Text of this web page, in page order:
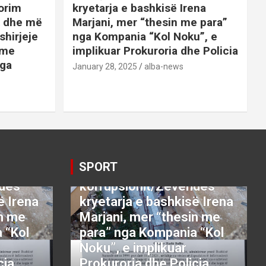
më
kryetarja e bashkisë Irena
Marjani, mer “thesin me para”
nga Kompania “Kol Noku”, e
implikuar Prokuroria dhe Policia
January 28, 2025 alba-news
Irena
me
“Kol
SPORT
thundrën e
korrupsionit/Zëvëndës
kryetarja e bashkisë Irena
Marjani, mer “thesin me
para” nga Kompania “Kol
Noku”, e implikuar